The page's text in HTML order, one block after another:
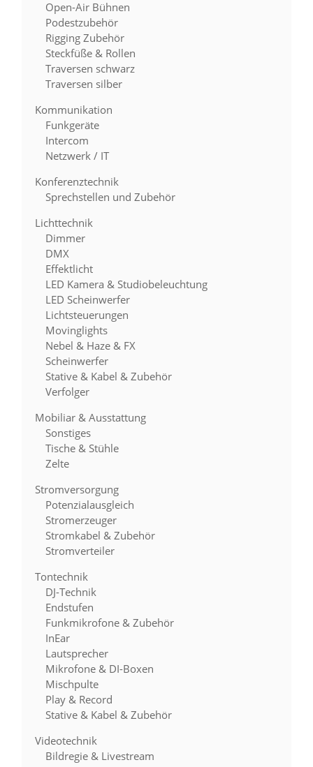
Open-Air Bühnen
Podestzubehör
Rigging Zubehör
Steckfüße & Rollen
Traversen schwarz
Traversen silber
Kommunikation
Funkgeräte
Intercom
Netzwerk / IT
Konferenztechnik
Sprechstellen und Zubehör
Lichttechnik
Dimmer
DMX
Effektlicht
LED Kamera & Studiobeleuchtung
LED Scheinwerfer
Lichtsteuerungen
Movinglights
Nebel & Haze & FX
Scheinwerfer
Stative & Kabel & Zubehör
Verfolger
Mobiliar & Ausstattung
Sonstiges
Tische & Stühle
Zelte
Stromversorgung
Potenzialausgleich
Stromerzeuger
Stromkabel & Zubehör
Stromverteiler
Tontechnik
DJ-Technik
Endstufen
Funkmikrofone & Zubehör
InEar
Lautsprecher
Mikrofone & DI-Boxen
Mischpulte
Play & Record
Stative & Kabel & Zubehör
Videotechnik
Bildregie & Livestream